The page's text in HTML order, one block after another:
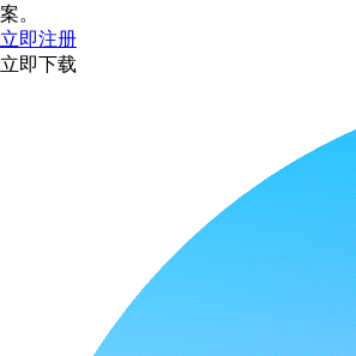
案。
立即注册
立即下载